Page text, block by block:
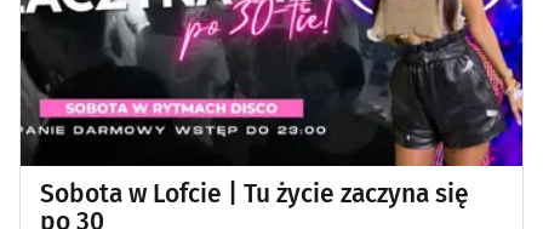
Sobota w Lofcie | Tu życie zaczyna się
po 30